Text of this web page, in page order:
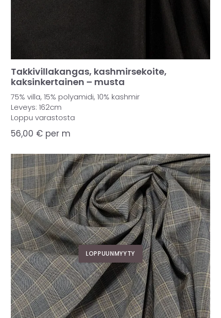
Takkivillakangas, kashmirsekoite,
kaksinkertainen – musta
75% villa, 15% polyamidi, 10% kashmir
Leveys: 162cm
Loppu varastosta
56,00 € per m
LOPPUUNMYYTY